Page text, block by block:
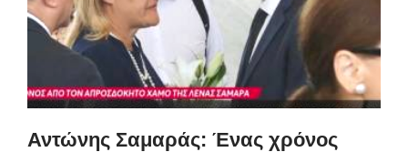
Αντώνης Σαμαράς: Ένας χρόνος